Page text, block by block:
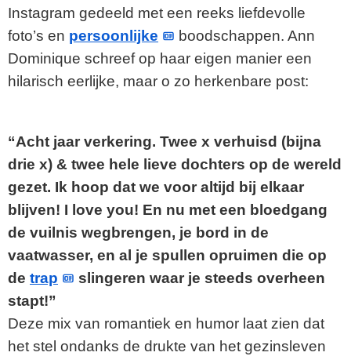
Instagram gedeeld met een reeks liefdevolle
foto’s en persoonlijke
boodschappen. Ann
Dominique schreef op haar eigen manier een
hilarisch eerlijke, maar o zo herkenbare post:
“Acht jaar verkering. Twee x verhuisd (bijna
drie x) & twee hele lieve dochters op de wereld
gezet. Ik hoop dat we voor altijd bij elkaar
blijven! I love you! En nu met een bloedgang
de vuilnis wegbrengen, je bord in de
vaatwasser, en al je spullen opruimen die op
de trap
slingeren waar je steeds overheen
stapt!”
Deze mix van romantiek en humor laat zien dat
het stel ondanks de drukte van het gezinsleven